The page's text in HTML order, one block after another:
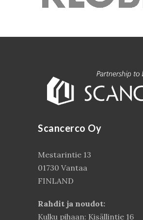
Scancerco Oy
Mestarintie 13
01730 Vantaa
FINLAND
Rahdit ja noudot:
Kulku pihaan: Kisällintie 16